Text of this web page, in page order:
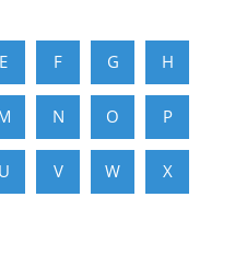
E F G H
N O P
U V W X